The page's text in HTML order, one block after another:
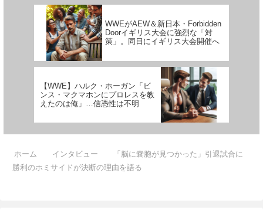
排除さ...
は金か友達のどちらかだ」とい
WWEがAEW＆新日本・Forbidden
Doorイギリス大会に強烈な「対
策」。同日にイギリス大会開催へ
【WWE】ハルク・ホーガン「ビ
ンス・マクマホンにプロレスを教
えたのは俺」…信憑性は不明
ホーム インタビュー
「脳に嚢胞が見つかった」引退試合に
勝利のホミサイドが決断の理由を語る